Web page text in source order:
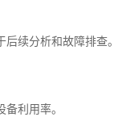
续分析和故障排查。
利用率。